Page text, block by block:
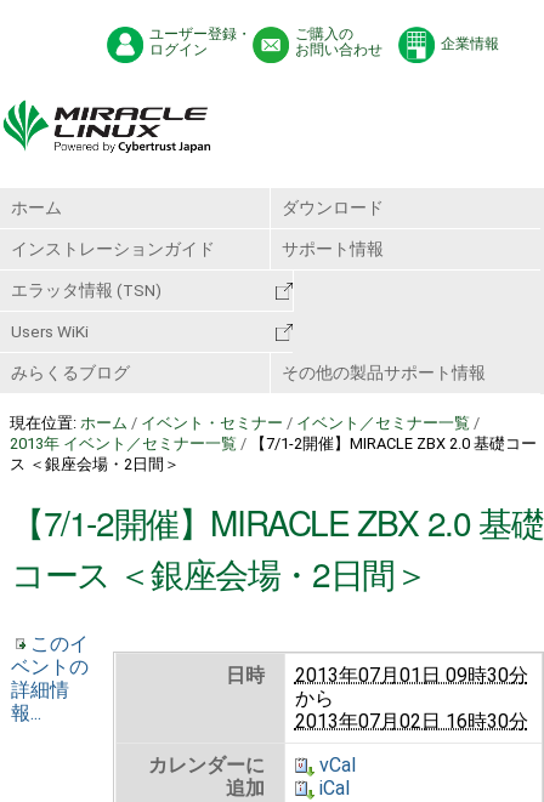
ユーザー登録・
ログイン
ご購入の
お問い合わせ
企業情報
ホーム ダウンロード
インストレーションガイド サポート情報
エラッタ情報 (TSN)
Users WiKi
みらくるブログ その他の製品サポート情報
現在位置: ホーム / イベント・セミナー / イベント／セミナー一覧 /
2013年 イベント／セミナー一覧 /
【7/1-2開催】MIRACLE ZBX 2.0 基礎コー
ス ＜銀座会場・2日間＞
【7/1-2開催】MIRACLE ZBX 2.0 基礎
コース ＜銀座会場・2日間＞
日時
2013年07月01日 09時30分
から
2013年07月02日 16時30分
カレンダーに
追加
vCal
iCal
このイ
ベントの
詳細情
報...